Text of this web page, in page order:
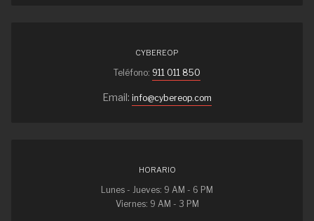
CYBEREOP
Teléfono: 911 011 850
Email: info@cybereop.com
HORARIO
Lunes - Jueves: 9 AM - 6 PM
Viernes: 9 AM - 3 PM